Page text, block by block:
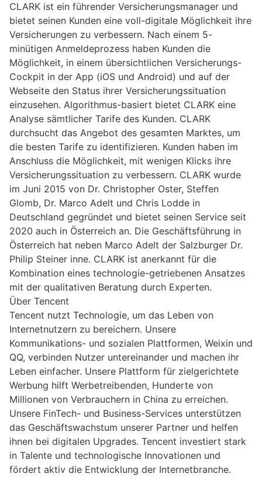
CLARK ist ein führender Versicherungsmanager und
bietet seinen Kunden eine voll-digitale Möglichkeit ihre
Versicherungen zu verbessern. Nach einem 5-
minütigen Anmeldeprozess haben Kunden die
Möglichkeit, in einem übersichtlichen Versicherungs-
Cockpit in der App (iOS und Android) und auf der
Webseite den Status ihrer Versicherungssituation
einzusehen. Algorithmus-basiert bietet CLARK eine
Analyse sämtlicher Tarife des Kunden. CLARK
durchsucht das Angebot des gesamten Marktes, um
die besten Tarife zu identifizieren. Kunden haben im
Anschluss die Möglichkeit, mit wenigen Klicks ihre
Versicherungssituation zu verbessern. CLARK wurde
im Juni 2015 von Dr. Christopher Oster, Steffen
Glomb, Dr. Marco Adelt und Chris Lodde in
Deutschland gegründet und bietet seinen Service seit
2020 auch in Österreich an. Die Geschäftsführung in
Österreich hat neben Marco Adelt der Salzburger Dr.
Philip Steiner inne. CLARK ist anerkannt für die
Kombination eines technologie-getriebenen Ansatzes
mit der qualitativen Beratung durch Experten.
Über Tencent
Tencent nutzt Technologie, um das Leben von
Internetnutzern zu bereichern. Unsere
Kommunikations- und sozialen Plattformen, Weixin und
QQ, verbinden Nutzer untereinander und machen ihr
Leben einfacher. Unsere Plattform für zielgerichtete
Werbung hilft Werbetreibenden, Hunderte von
Millionen von Verbrauchern in China zu erreichen.
Unsere FinTech- und Business-Services unterstützen
das Geschäftswachstum unserer Partner und helfen
ihnen bei digitalen Upgrades. Tencent investiert stark
in Talente und technologische Innovationen und
fördert aktiv die Entwicklung der Internetbranche.